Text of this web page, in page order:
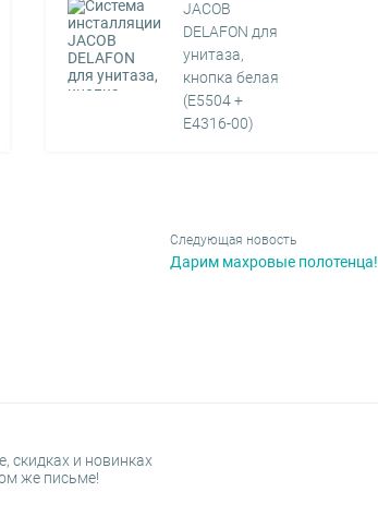
JACOB
DELAFON для
унитаза,
кнопка белая
(E5504 +
E4316-00)
Следующая новость
Дарим махровые полотенца!
скидках и новинках
же письме!